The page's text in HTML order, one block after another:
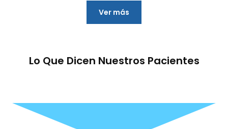
Ver más
Lo Que Dicen Nuestros Pacientes